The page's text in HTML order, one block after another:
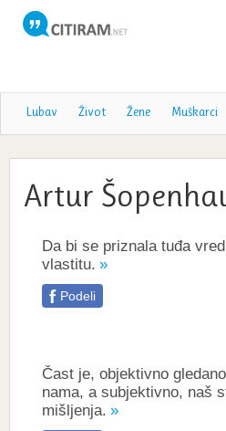
Poslovice
Teme
Lubav Život Žene Muškarci
Artur
Da bi se priznala tuđa
vlastitu.
Podeli
Čast je, objektivno
nama, a subjektivno, naš
mišljenja.